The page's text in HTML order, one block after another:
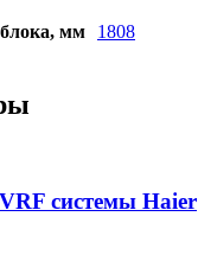
мм 1808
системы Haier